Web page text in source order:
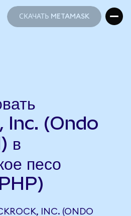
СКАЧАТЬ METAMASK
Inc. (Ondo
в
песо
INC. (ONDO